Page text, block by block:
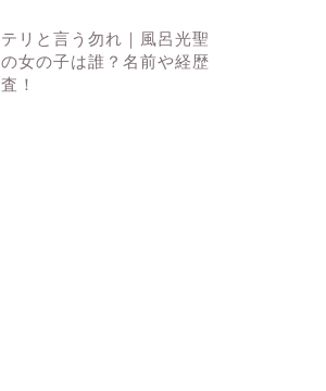
テリと言う勿れ｜風呂光聖
女の子は誰？名前や経歴
！